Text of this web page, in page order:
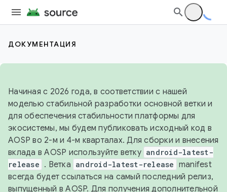
ДОКУМЕНТАЦИЯ
Начиная с 2026 года, в соответствии с нашей
моделью стабильной разработки основной ветки и
для обеспечения стабильности платформы для
экосистемы, мы будем публиковать исходный код в
AOSP во 2-м и 4-м кварталах. Для сборки и внесения
вклада в AOSP используйте ветку android-latest-
release . Ветка android-latest-release manifest
всегда будет ссылаться на самый последний релиз,
выпущенный в AOSP. Для получения дополнительной